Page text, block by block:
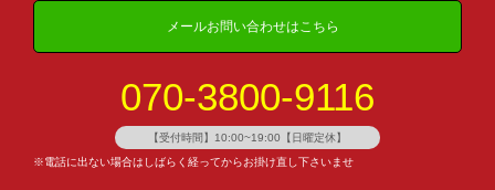
メールお問い合わせはこちら
070-3800-9116
【受付時間】10:00~19:00【日曜定休】
※電話に出ない場合はしばらく経ってからお掛け直し下さいませ